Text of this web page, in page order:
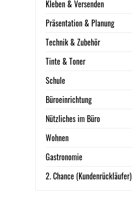
Kleben & Versenden
Präsentation & Planung
Technik & Zubehör
Tinte & Toner
Schule
Büroeinrichtung
Nützliches im Büro
Wohnen
Gastronomie
2. Chance (Kundenrückläufer)